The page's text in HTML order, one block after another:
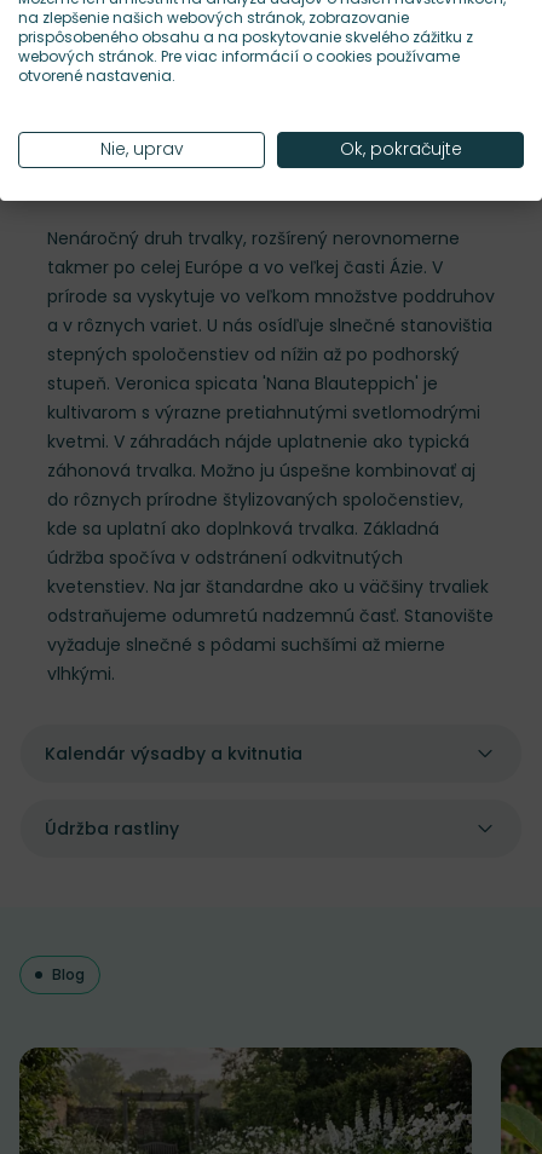
Hustota výsadby12 ks/m²
Nenáročný druh trvalky, rozšírený nerovnomerne
takmer po celej Európe a vo veľkej časti Ázie. V
prírode sa vyskytuje vo veľkom množstve poddruhov
a v rôznych variet. U nás osídľuje slnečné stanovištia
stepných spoločenstiev od nížin až po podhorský
stupeň. Veronica spicata 'Nana Blauteppich' je
kultivarom s výrazne pretiahnutými svetlomodrými
kvetmi. V záhradách nájde uplatnenie ako typická
záhonová trvalka. Možno ju úspešne kombinovať aj
do rôznych prírodne štylizovaných spoločenstiev,
kde sa uplatní ako doplnková trvalka. Základná
údržba spočíva v odstránení odkvitnutých
kvetenstiev. Na jar štandardne ako u väčšiny trvaliek
odstraňujeme odumretú nadzemnú časť. Stanovište
vyžaduje slnečné s pôdami suchšími až mierne
vlhkými.
Kalendár výsadby a kvitnutia
Údržba rastliny
Blog
na zlepšenie našich webových stránok, zobrazovanie
prispôsobeného obsahu a na poskytovanie skvelého zážitku z
webových stránok. Pre viac informácií o cookies používame
otvorené nastavenia.
Nie, uprav Ok, pokračujte